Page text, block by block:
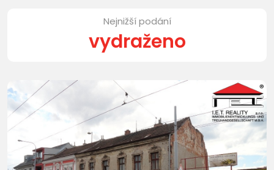
Nejnižší podání
vydraženo